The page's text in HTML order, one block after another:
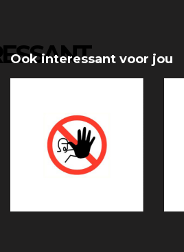
Ook interessant voor jou